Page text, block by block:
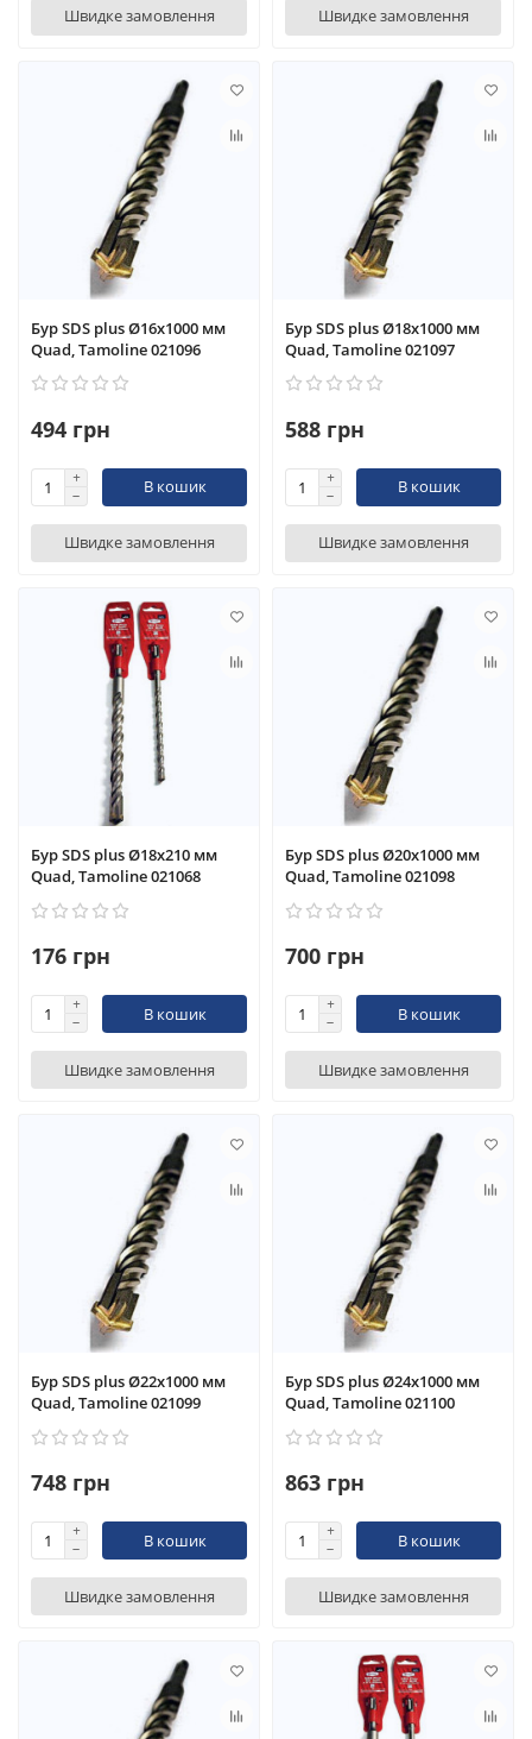
Швидке замовлення Швидке замовлення
Бур SDS plus Ø16x1000 мм
Quad, Tamoline 021096
494 грн
В кошик
Швидке замовлення
Бур SDS plus Ø18x1000 мм
Quad, Tamoline 021097
588 грн
В кошик
Швидке замовлення
Бур SDS plus Ø18x210 мм
Quad, Tamoline 021068
176 грн
В кошик
Швидке замовлення
Бур SDS plus Ø20x1000 мм
Quad, Tamoline 021098
700 грн
В кошик
Швидке замовлення
Бур SDS plus Ø22x1000 мм
Quad, Tamoline 021099
748 грн
В кошик
Швидке замовлення
Бур SDS plus Ø24x1000 мм
Quad, Tamoline 021100
863 грн
В кошик
Швидке замовлення